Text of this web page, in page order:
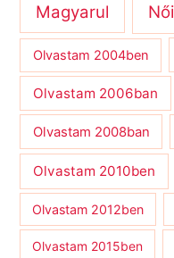
Magyarul
Olvastam 2004ben
Olvastam 2006ban
Olvastam 2008ban
Olvastam 2010ben
Olvastam 2012ben
Olvastam 2015ben